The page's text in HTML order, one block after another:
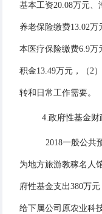
基本工资20.08万元、
养老保险缴费13.02
本医疗保险缴费6.9万
积金13.49万元，（2
转和日常工作需要。
4.政府性基金财
2018一般公共
为地方旅游教稼名人
府性基金支出380万
给下属公司原农业科